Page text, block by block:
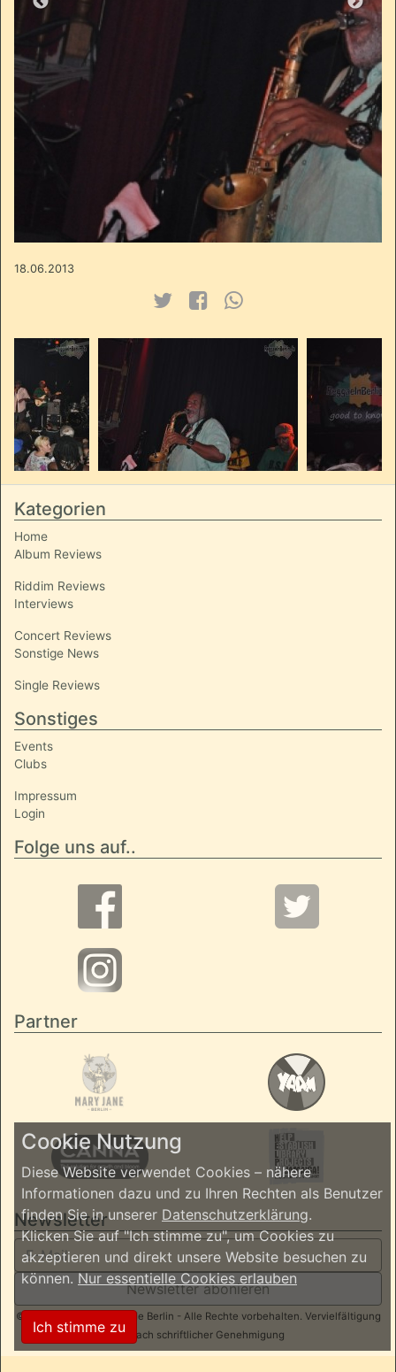
18.06.2013
Kategorien
Home
Album Reviews
Riddim Reviews
Interviews
Concert Reviews
Sonstige News
Single Reviews
Sonstiges
Events
Clubs
Impressum
Login
Folge uns auf..
Partner
Newsletter
Newsletter abonieren
© 2026 ReggaeInBerlin.de Berlin - Alle Rechte vorbehalten. Vervielfältigung
nur nach schriftlicher Genehmigung
Cookie Nutzung
Diese Website verwendet Cookies – nähere
Informationen dazu und zu Ihren Rechten als Benutzer
finden Sie in unserer Datenschutzerklärung.
Klicken Sie auf "Ich stimme zu", um Cookies zu
akzeptieren und direkt unsere Website besuchen zu
können.Nur essentielle Cookies erlauben
Ich stimme zu